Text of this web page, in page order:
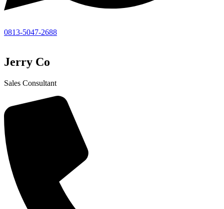
0813-5047-2688
Jerry Co
Sales Consultant